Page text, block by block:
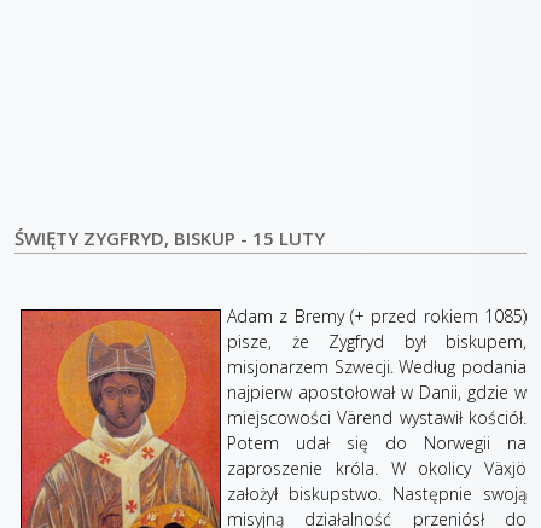
ŚWIĘTY ZYGFRYD, BISKUP - 15 LUTY
Adam z Bremy (+ przed rokiem 1085)
pisze, że Zygfryd był biskupem,
misjonarzem Szwecji. Według podania
najpierw apostołował w Danii, gdzie w
miejscowości Värend wystawił kościół.
Potem udał się do Norwegii na
zaproszenie króla. W okolicy Växjö
założył biskupstwo. Następnie swoją
misyjną działalność przeniósł do